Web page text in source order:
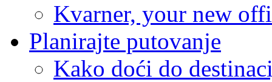
Kvarner, your new
Planirajte putovanje
Kako doći do